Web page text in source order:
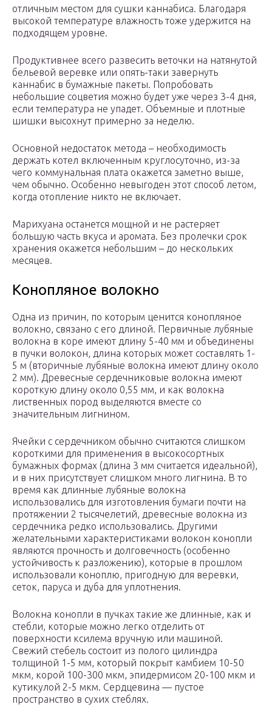
отличным местом для сушки каннабиса. Благодаря
высокой температуре влажность тоже удержится на
подходящем уровне.
Продуктивнее всего развесить веточки на натянутой
бельевой веревке или опять-таки завернуть
каннабис в бумажные пакеты. Попробовать
небольшие соцветия можно будет уже через 3-4 дня,
если температура не упадет. Объемные и плотные
шишки высохнут примерно за неделю.
Основной недостаток метода – необходимость
держать котел включенным круглосуточно, из-за
чего коммунальная плата окажется заметно выше,
чем обычно. Особенно невыгоден этот способ летом,
когда отопление никто не включает.
Марихуана останется мощной и не растеряет
большую часть вкуса и аромата. Без пролечки срок
хранения окажется небольшим – до нескольких
месяцев.
Конопляное волокно
Одна из причин, по которым ценится конопляное
волокно, связано с его длиной. Первичные лубяные
волокна в коре имеют длину 5-40 мм и объединены
в пучки волокон, длина которых может составлять 1-
5 м (вторичные лубяные волокна имеют длину около
2 мм). Древесные сердечниковые волокна имеют
короткую длину около 0,55 мм, и как волокна
лиственных пород выделяются вместе со
значительным лигнином.
Ячейки с сердечником обычно считаются слишком
короткими для применения в высокосортных
бумажных формах (длина 3 мм считается идеальной),
и в них присутствует слишком много лигнина. В то
время как длинные лубяные волокна
использовались для изготовления бумаги почти на
протяжении 2 тысячелетий, древесные волокна из
сердечника редко использовались. Другими
желательными характеристиками волокон конопли
являются прочность и долговечность (особенно
устойчивость к разложению), которые в прошлом
использовали коноплю, пригодную для веревки,
сеток, паруса и дуба для уплотнения.
Волокна конопли в пучках такие же длинные, как и
стебли, которые можно легко отделить от
поверхности ксилема вручную или машиной.
Свежий стебель состоит из полого цилиндра
толщиной 1-5 мм, который покрыт камбием 10-50
мкм, корой 100-300 мкм, эпидермисом 20-100 мкм и
кутикулой 2-5 мкм. Сердцевина — пустое
пространство в сухих стеблях.